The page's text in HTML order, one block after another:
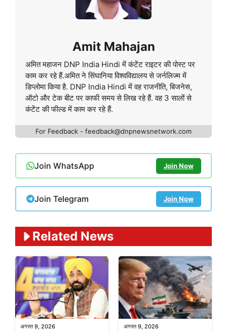
Amit Mahajan
अमित महाजन DNP India Hindi में कंटेंट राइटर की पोस्ट पर
काम कर रहे हैं.अमित ने सिंघानिया विश्वविद्यालय से जर्नलिज्म में
डिप्लोमा किया है. DNP India Hindi में वह राजनीति, बिजनेस,
ऑटो और टेक बीट पर काफी समय से लिख रहे हैं. वह 3 सालों से
कंटेंट की फील्ड में काम कर रहे हैं.
For Feedback - feedback@dnpnewsnetwork.com
Join WhatsApp Join Now
Join Telegram Join Now
Related News
अगस्त 9, 2026 अगस्त 9, 2026